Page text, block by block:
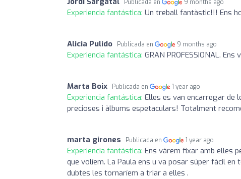
Publicada en 9 months ago
Experiencia fantástica: Un treball fantàstic!!! Ens
Alicia Pulido Publicada en 9 months ago
Experiencia fantástica: GRAN PROFESSIONAL.
Marta Boix Publicada en 1 year ago
Experiencia fantástica: Elles es van encarregar
precioses i àlbums espetaculars! Totalment
marta girones Publicada en 1 year ago
Experiencia fantástica: Ens vàrem fixar amb elles
que volíem. La Paula ens u va posar súper fàcil
dubtes les tornaríem a triar a elles .